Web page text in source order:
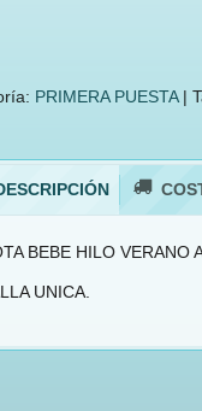
PRIMERA PUESTA |
BEBE HILO VERANO
UNICA.